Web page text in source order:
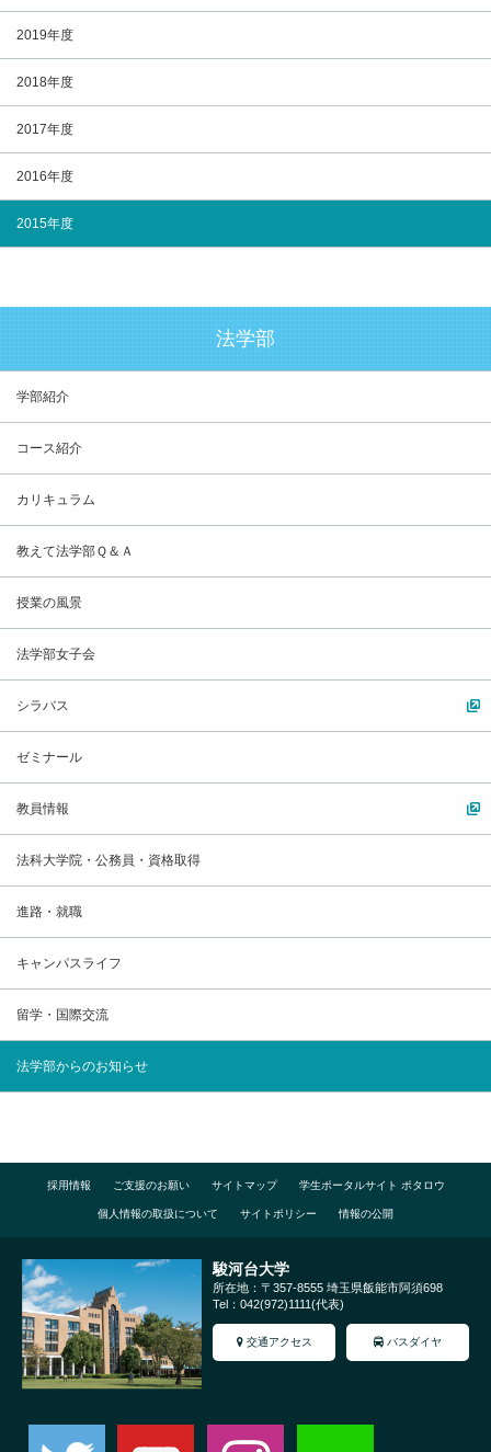
2019年度
2018年度
2017年度
2016年度
2015年度
法学部
学部紹介
コース紹介
カリキュラム
教えて法学部Ｑ＆Ａ
授業の風景
法学部女子会
シラバス
ゼミナール
教員情報
法科大学院・公務員・資格取得
進路・就職
キャンパスライフ
留学・国際交流
法学部からのお知らせ
採用情報 ご支援のお願い サイトマップ 学生ポータルサイト ポタロウ
個人情報の取扱について サイトポリシー 情報の公開
駿河台大学
所在地：〒357-8555 埼玉県飯能市阿須698
Tel：042(972)1111(代表)
交通アクセス バスダイヤ